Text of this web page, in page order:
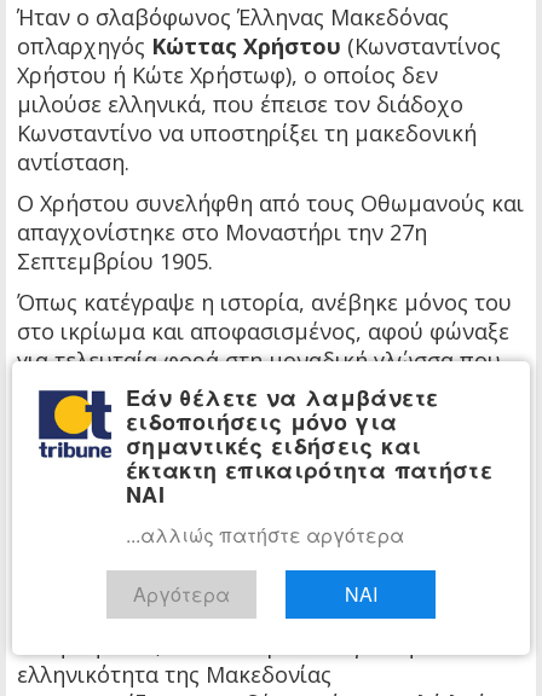
Ήταν ο σλαβόφωνος Έλληνας Μακεδόνας
οπλαρχηγός Κώττας Χρήστου (Κωνσταντίνος
Χρήστου ή Κώτε Χρήστωφ), ο οποίος δεν
μιλούσε ελληνικά, που έπεισε τον διάδοχο
Κωνσταντίνο να υποστηρίξει τη μακεδονική
αντίσταση.
Ο Χρήστου συνελήφθη από τους Οθωμανούς και
απαγχονίστηκε στο Μοναστήρι την 27η
Σεπτεμβρίου 1905.
Όπως κατέγραψε η ιστορία, ανέβηκε μόνος του
στο ικρίωμα και αποφασισμένος, αφού φώναξε
για τελευταία φορά στη μοναδική γλώσσα που
μίλαγε, στα μακεδονοσλαυικά, «Ντα ζίβι
Γκ(ά)ρτσια!» (Ζήτω η Ελλάς), κλώτσησε μόνος
του το υποπόδιο.
«Γραικομάνοι» (σλαβόφωνοι) ήταν πάμπολλοι
Παύλος Κύρου,Δημήτριος Νταλίπης
Καπετάν Αποστολήςαπό τη Στρούμνιτσα κ.α.
Οι Έλληνες αντάρτες, σλαβόφωνοι και
ελληνικότητα της Μακεδονίας
Εάν θέλετε να λαμβάνετε
ειδοποιήσεις μόνο για
σημαντικές ειδήσεις και
έκτακτη επικαιρότητα πατήστε
ΝΑΙ
...αλλιώς πατήστε αργότερα
Αργότερα ΝΑΙ